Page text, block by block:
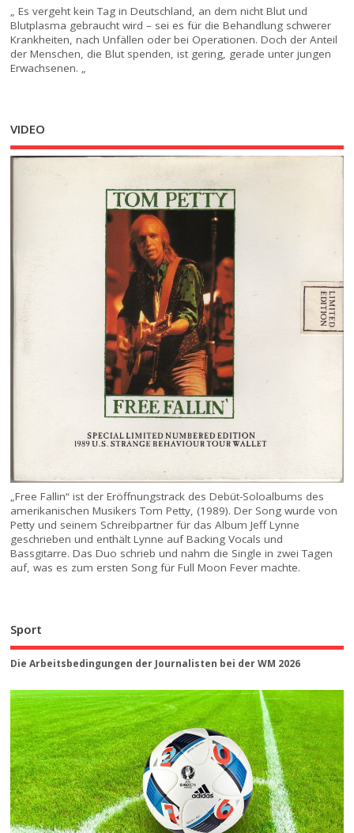
„ Es vergeht kein Tag in Deutschland, an dem nicht Blut und
Blutplasma gebraucht wird – sei es für die Behandlung schwerer
Krankheiten, nach Unfällen oder bei Operationen. Doch der Anteil
der Menschen, die Blut spenden, ist gering, gerade unter jungen
Erwachsenen. „
VIDEO
„Free Fallin“ ist der Eröffnungstrack des Debüt-Soloalbums des
amerikanischen Musikers Tom Petty, (1989). Der Song wurde von
Petty und seinem Schreibpartner für das Album Jeff Lynne
geschrieben und enthält Lynne auf Backing Vocals und
Bassgitarre. Das Duo schrieb und nahm die Single in zwei Tagen
auf, was es zum ersten Song für Full Moon Fever machte.
Sport
Die Arbeitsbedingungen der Journalisten bei der WM 2026